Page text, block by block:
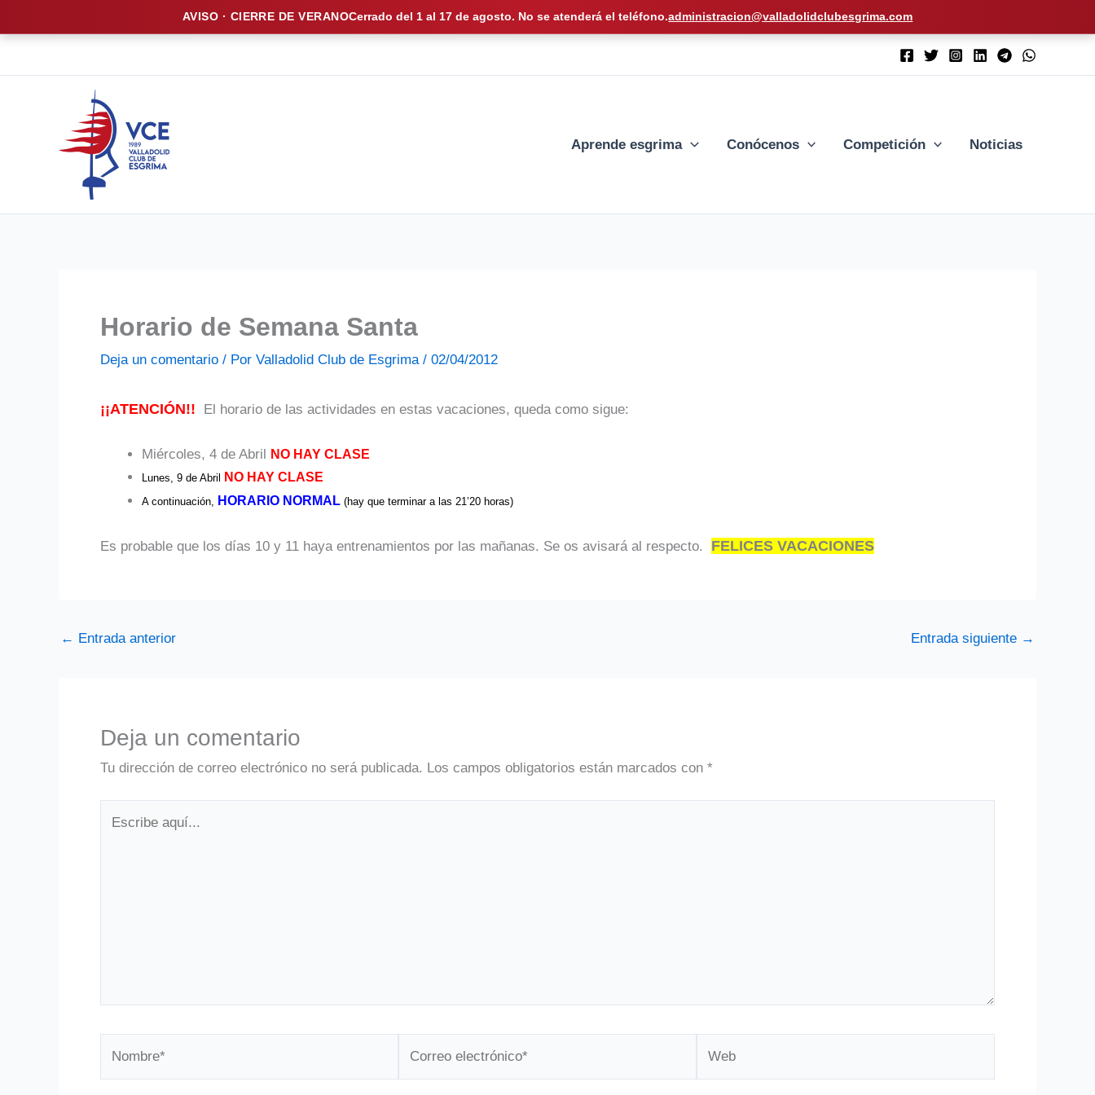
AVISO · CIERRE DE VERANOCerrado del 1 al 17 de agosto. No se atenderá el teléfono.administracion@valladolidclubesgrima.com
Aprende esgrima Conócenos Competición Noticias
Horario de Semana Santa
Deja un comentario / Por Valladolid Club de Esgrima / 02/04/2012
¡¡ATENCIÓN!! El horario de las actividades en estas vacaciones, queda como sigue:
Miércoles, 4 de Abril NO HAY CLASE
Lunes, 9 de Abril NO HAY CLASE
A continuación, HORARIO NORMAL (hay que terminar a las 21’20 horas)
Es probable que los días 10 y 11 haya entrenamientos por las mañanas. Se os avisará al respecto. FELICES VACACIONES
← Entrada anterior Entrada siguiente →
Deja un comentario
Tu dirección de correo electrónico no será publicada. Los campos obligatorios están marcados con *